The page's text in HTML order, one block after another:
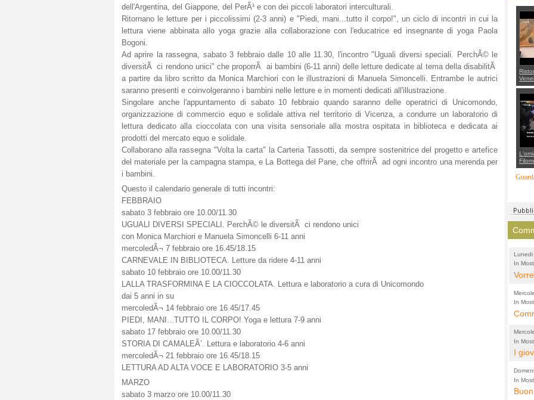
dell'Argentina, del Giappone, del PerÃ¹ e con dei piccoli laboratori interculturali.
Ritornano le letture per i piccolissimi (2-3 anni) e "Piedi, mani...tutto il corpo!", un ciclo di incontri in cui la
lettura viene abbinata allo yoga grazie alla collaborazione con l'educatrice ed insegnante di yoga Paola
Bogoni.
Ad aprire la rassegna, sabato 3 febbraio dalle 10 alle 11.30, l'incontro "Uguali diversi speciali. PerchÃ© le
diversitÃ ci rendono unici" che proporrÃ ai bambini (6-11 anni) delle letture dedicate al tema della disabilitÃ
a partire da libro scritto da Monica Marchiori con le illustrazioni di Manuela Simoncelli. Entrambe le autrici
saranno presenti e coinvolgeranno i bambini nelle letture e in momenti dedicati all'illustrazione.
Singolare anche l'appuntamento di sabato 10 febbraio quando saranno delle operatrici di Unicomondo,
organizzazione di commercio equo e solidale attiva nel territorio di Vicenza, a condurre un laboratorio di
lettura dedicato alla cioccolata con una visita sensoriale alla mostra ospitata in biblioteca e dedicata ai
prodotti del mercato equo e solidale.
Collaborano alla rassegna "Volta la carta" la Carteria Tassotti, da sempre sostenitrice del progetto e artefice
del materiale per la campagna stampa, e La Bottega del Pane, che offrirÃ ad ogni incontro una merenda per
i bambini.
Questo il calendario generale di tutti incontri:
FEBBRAIO
sabato 3 febbraio ore 10.00/11.30
UGUALI DIVERSI SPECIALI. PerchÃ© le diversitÃ ci rendono unici
con Monica Marchiori e Manuela Simoncelli 6-11 anni
mercoledÃ¬ 7 febbraio ore 16.45/18.15
CARNEVALE IN BIBLIOTECA. Letture da ridere 4-11 anni
sabato 10 febbraio ore 10.00/11.30
LALLA TRASFORMINA E LA CIOCCOLATA. Lettura e laboratorio a cura di Unicomondo
dai 5 anni in su
mercoledÃ¬ 14 febbraio ore 16.45/17.45
PIEDI, MANI...TUTTO IL CORPO! Yoga e lettura 7-9 anni
sabato 17 febbraio ore 10.00/11.30
STORIA DI CAMALEÃ’. Lettura e laboratorio 4-6 anni
mercoledÃ¬ 21 febbraio ore 16.45/18.15
LETTURA AD ALTA VOCE E LABORATORIO 3-5 anni
MARZO
sabato 3 marzo ore 10.00/11.30
con
Lunedi
In
di
e
alta
In
In
I
In